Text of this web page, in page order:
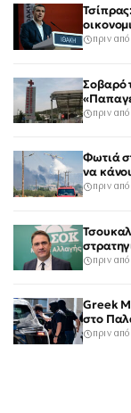
πριν
Σοβαρό
πριν
Φωτιά
να
πριν
πριν
Greek
στο
πριν